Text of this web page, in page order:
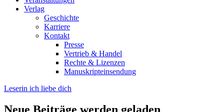
Verlag
Geschichte
Karriere
Kontakt
Presse
Vertrieb & Handel
Rechte & Lizenzen
Manuskripteinsendung
Leserin ich liebe dich